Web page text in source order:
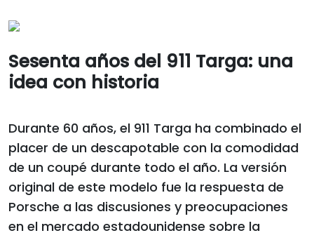
Sesenta años del 911 Targa: una
idea con historia
Durante 60 años, el 911 Targa ha combinado el
placer de un descapotable con la comodidad
de un coupé durante todo el año. La versión
original de este modelo fue la respuesta de
Porsche a las discusiones y preocupaciones
en el mercado estadounidense sobre la